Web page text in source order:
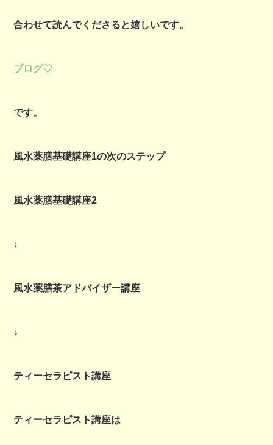
合わせて読んでくださると嬉しいです。
ブログ♡
です。
風水薬膳基礎講座1の次のステップ
風水薬膳基礎講座2
↓
風水薬膳茶アドバイザー講座
↓
ティーセラピスト講座
ティーセラピスト講座は